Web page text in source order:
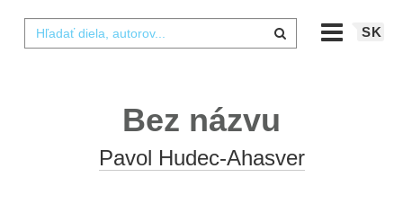
SK
Bez názvu
Pavol Hudec-Ahasver